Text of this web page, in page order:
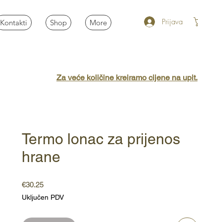
Kontakti Shop More Prijava
Termo lonac za prijenos
hrane
€30.25Cijena
Uključen PDV
Za veće količine kreiramo cijene na upit.